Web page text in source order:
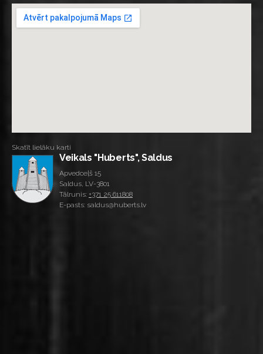
Skatīt lielāku karti
Veikals "Huberts", Saldus
Apvedceļš 15
Saldus, LV-3801
Tālrunis: +371 25 611808
E-pasts: saldus@huberts.lv